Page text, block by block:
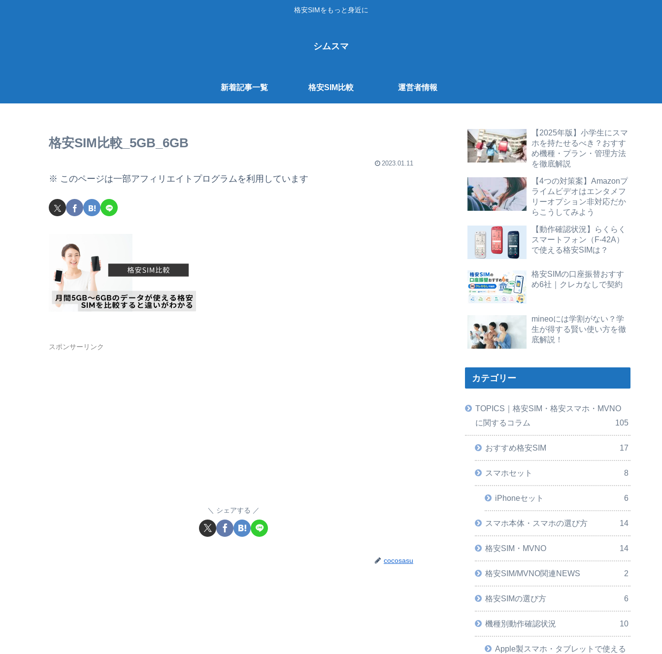
格安SIMをもっと身近に
シムスマ
新着記事一覧 格安SIM比較 運営者情報
格安SIM比較_5GB_6GB
2023.01.11
※ このページは一部アフィリエイトプログラムを利用しています
スポンサーリンク
シェアする
cocosasu
【2025年版】小学生にスマ
ホを持たせるべき？おすす
め機種・プラン・管理方法
を徹底解説
【4つの対策案】Amazonプ
ライムビデオはエンタメフ
リーオプション非対応だか
らこうしてみよう
【動作確認状況】らくらく
スマートフォン（F-42A）
で使える格安SIMは？
格安SIMの口座振替おすす
め6社｜クレカなしで契約
mineoには学割がない？学
生が得する賢い使い方を徹
底解説！
カテゴリー
TOPICS｜格安SIM・格安スマホ・MVNO
に関するコラム
105
おすすめ格安SIM 17
スマホセット 8
iPhoneセット 6
スマホ本体・スマホの選び方 14
格安SIM・MVNO 14
格安SIM/MVNO関連NEWS 2
格安SIMの選び方 6
機種別動作確認状況 10
Apple製スマホ・タブレットで使える